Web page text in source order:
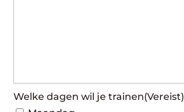
Welke dagen wil je trainen(Vereist)